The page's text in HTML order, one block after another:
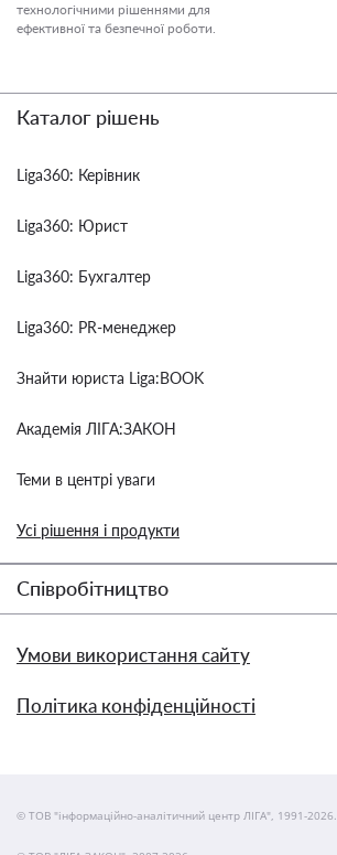
технологічними рішеннями для
ефективної та безпечної роботи.
Каталог рішень
Liga360: Керівник
Liga360: Юрист
Liga360: Бухгалтер
Liga360: PR-менеджер
Знайти юриста Liga:BOOK
Академія ЛІГА:ЗАКОН
Теми в центрі уваги
Усі рішення і продукти
Співробітництво
Умови використання сайту
Політика конфіденційності
© ТОВ "інформаційно-аналітичний центр ЛІГА", 1991-2026.